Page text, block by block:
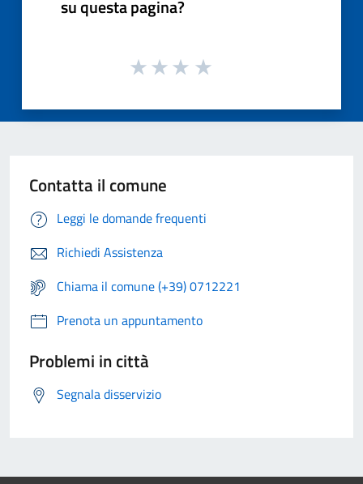
su questa pagina?
Contatta il comune
Leggi le domande frequenti
Richiedi Assistenza
Chiama il comune (+39) 0712221
Prenota un appuntamento
Problemi in città
Segnala disservizio